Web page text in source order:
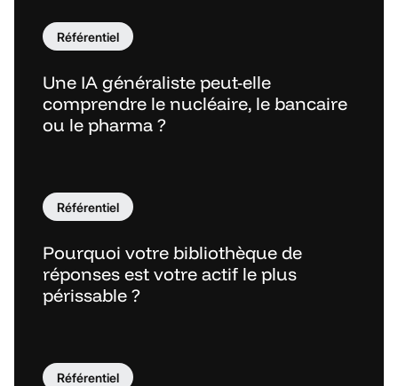
Référentiel
Une IA généraliste peut-elle
comprendre le nucléaire, le bancaire
ou le pharma ?
Référentiel
Pourquoi votre bibliothèque de
réponses est votre actif le plus
périssable ?
Référentiel